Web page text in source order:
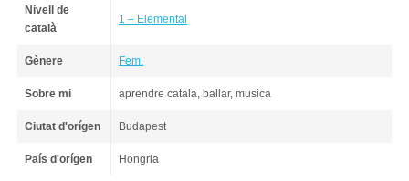
Nivell de
català
1 – Elemental
Gènere Fem.
Sobre mi aprendre catala, ballar, musica
Ciutat d'orígen Budapest
País d'orígen Hongria